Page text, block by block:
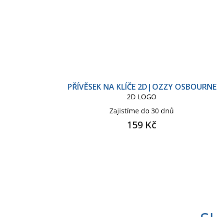
PŘÍVĚSEK NA KLÍČE 2D|OZZY OSBOURNE
2D LOGO
Zajistíme do 30 dnů
159 Kč